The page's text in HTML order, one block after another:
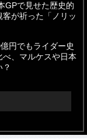
GPで見せた歴史的
が祈った「ノリッ
円でもライダー史
、マルケスや日本
？